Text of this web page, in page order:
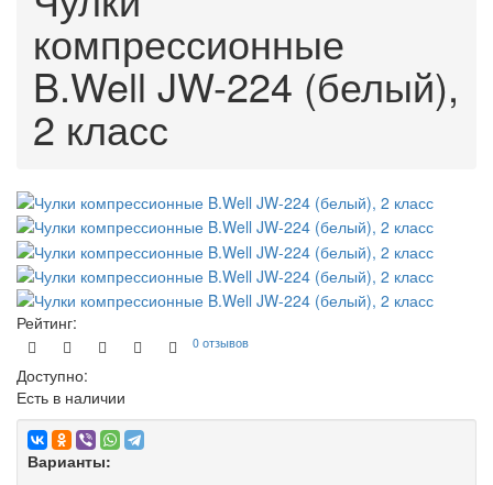
компрессионные
B.Well JW-224 (белый),
2 класс
Рейтинг:
0 отзывов
Доступно:
Есть в наличии
Варианты: